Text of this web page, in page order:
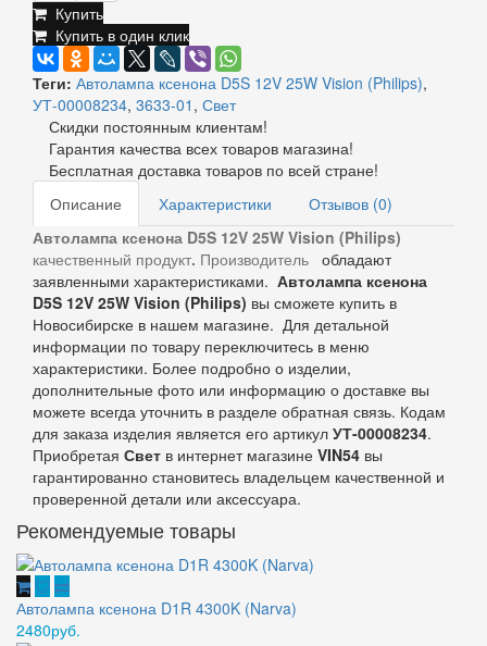
Купить
Купить в один клик
Теги: Автолампа ксенона D5S 12V 25W Vision (Philips),
УТ-00008234, 3633-01 , Свет
Скидки постоянным клиентам!
Гарантия качества всех товаров магазина!
Бесплатная доставка товаров по всей стране!
Описание
Характеристики
Отзывов (0)
Автолампа ксенона D5S 12V 25W Vision (Philips)
качественный продукт. Производитель обладают
заявленными характеристиками. Автолампа ксенона
D5S 12V 25W Vision (Philips) вы сможете купить в
Новосибирске в нашем магазине. Для детальной
информации по товару переключитесь в меню
характеристики. Более подробно о изделии,
дополнительные фото или информацию о доставке вы
можете всегда уточнить в разделе обратная связь. Кодам
для заказа изделия является его артикул УТ-00008234.
Приобретая Свет в интернет магазине VIN54 вы
гарантированно становитесь владельцем качественной и
проверенной детали или аксессуара.
Рекомендуемые товары
Автолампа ксенона D1R 4300K (Narva)
2480руб.